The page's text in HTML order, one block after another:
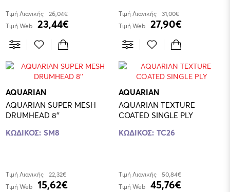
Τιμή Λιανικής
26,04€
Τιμή Web
23,44€
Τιμή Λιανικής
31,00€
Τιμή Web
27,90€
AQUARIAN
AQUARIAN SUPER MESH
DRUMHEAD 8''
ΚΩΔΙΚΟΣ: SM8
Τιμή Λιανικής
22,32€
Τιμή Web
15,62€
AQUARIAN
AQUARIAN TEXTURE
COATED SINGLE PLY
ΚΩΔΙΚΟΣ: TC26
Τιμή Λιανικής
50,84€
Τιμή Web
45,76€